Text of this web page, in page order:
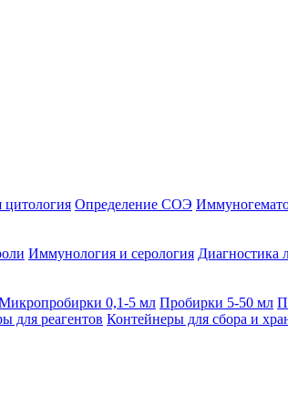
цитология Определение СОЭ
Иммунология и серология Диагностика
0,1-5 мл Пробирки 5-50 мл
для реагентов Контейнеры для сбора и